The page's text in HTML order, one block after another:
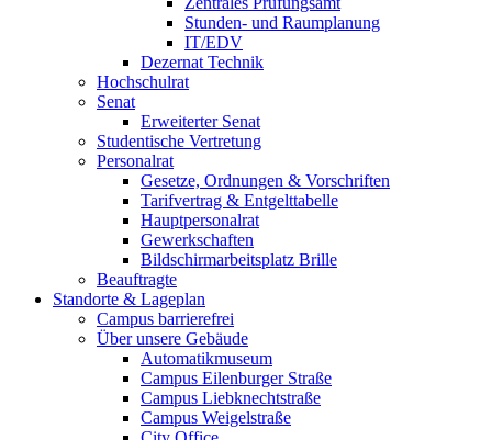
Stunden- und Raumplanung
IT/EDV
Dezernat Technik
Hochschulrat
Senat
Erweiterter Senat
Studentische Vertretung
Personalrat
Gesetze, Ordnungen & Vorschriften
Tarifvertrag & Entgelttabelle
Hauptpersonalrat
Gewerkschaften
Bildschirmarbeitsplatz Brille
Beauftragte
Standorte & Lageplan
Campus barrierefrei
Über unsere Gebäude
Automatikmuseum
Campus Eilenburger Straße
Campus Liebknechtstraße
Campus Weigelstraße